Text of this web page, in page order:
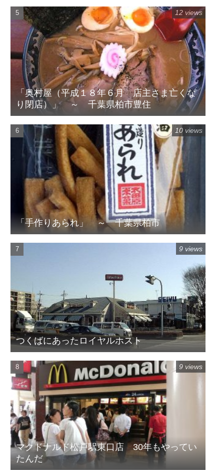
「奥村屋（平成１８年６月 店主さま亡くな
り閉店）」 ～ 千葉県柏市豊住
12 views
「手作りあられ」 ～ 千葉県柏市
10 views
つくばにあったロイヤルホスト
9 views
マクドナルド松戸駅東口店 30年もやってい
たんだ
9 views